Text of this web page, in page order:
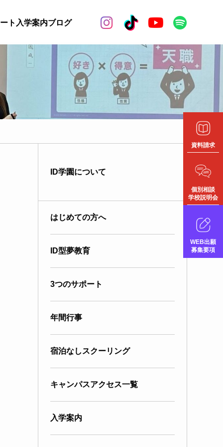
ト 入学案内ブログ  
資料請求
個別相談
学校説明会
WEB出願
募集要項
ID学園について
はじめての方へ
ID型夢教育
3つのサポート
年間行事
宿泊なしスクーリング
キャンパスアクセス一覧
入学案内